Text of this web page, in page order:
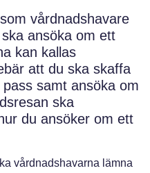
vårdnadshavare
ansöka om ett
kan kallas
att du ska skaffa
samt ansöka om
ska
du ansöker om ett
vårdnadshavarna lämna